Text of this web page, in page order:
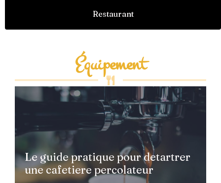
Restaurant
Équipement
pour detartrer
pour detartrer
Le guide pratique pour detartrer
une cafetiere percolateur